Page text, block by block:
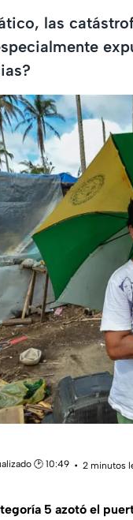
las
🕑 10:49
2 minutos
5 azotó el